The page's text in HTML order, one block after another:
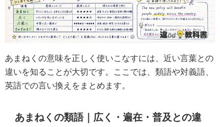
あまねくの意味を正しく使いこなすには、近い言葉との
違いを知ることが大切です。ここでは、類語や対義語、
英語での言い換えをまとめます。
あまねくの類語｜広く・遍在・普及との違